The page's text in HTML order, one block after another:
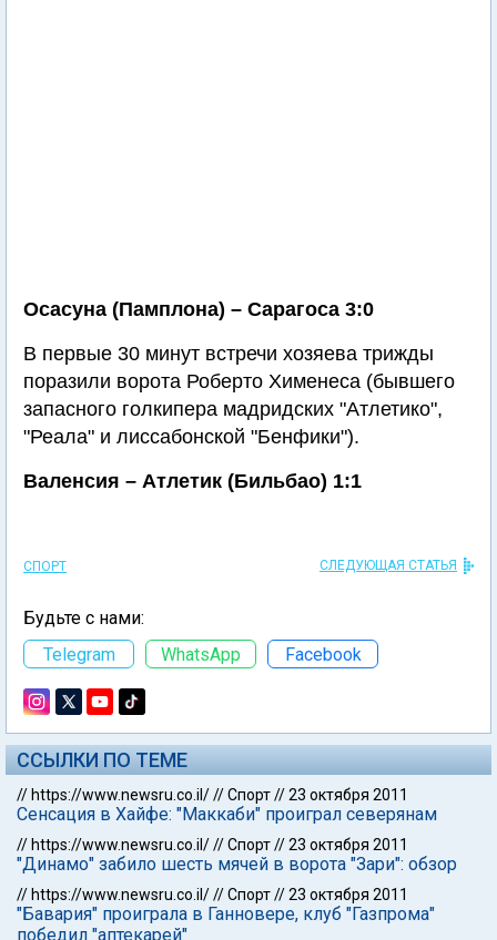
Осасуна (Памплона) – Сарагоса 3:0
В первые 30 минут встречи хозяева трижды
поразили ворота Роберто Хименеса (бывшего
запасного голкипера мадридских "Атлетико",
"Реала" и лиссабонской "Бенфики").
Валенсия – Атлетик (Бильбао) 1:1
СПОРТ СЛЕДУЮЩАЯ СТАТЬЯ
Будьте с нами:
Telegram
WhatsApp Facebook
ССЫЛКИ ПО ТЕМЕ
// https://www.newsru.co.il///Спорт//23 октября 2011
Сенсация в Хайфе: "Маккаби" проиграл северянам
// https://www.newsru.co.il///Спорт//23 октября 2011
"Динамо" забило шесть мячей в ворота "Зари": обзор
// https://www.newsru.co.il///Спорт//23 октября 2011
"Бавария" проиграла в Ганновере, клуб "Газпрома"
победил "аптекарей"